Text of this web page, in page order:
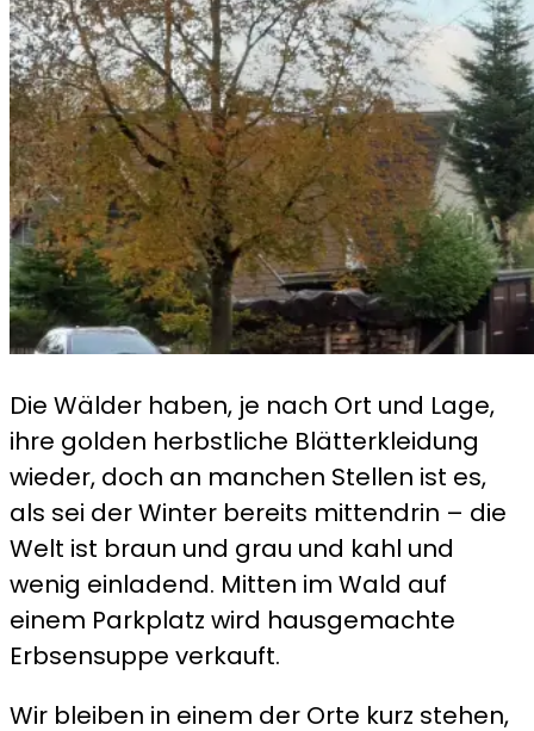
Die Wälder haben, je nach Ort und Lage,
ihre golden herbstliche Blätterkleidung
wieder, doch an manchen Stellen ist es,
als sei der Winter bereits mittendrin – die
Welt ist braun und grau und kahl und
wenig einladend. Mitten im Wald auf
einem Parkplatz wird hausgemachte
Erbsensuppe verkauft.
Wir bleiben in einem der Orte kurz stehen,